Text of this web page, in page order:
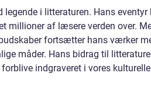
legende i litteraturen. Hans eventyr
millioner af læsere verden over.
fortsætter hans værker
måder. Hans bidrag til
indgraveret i vores kulturelle